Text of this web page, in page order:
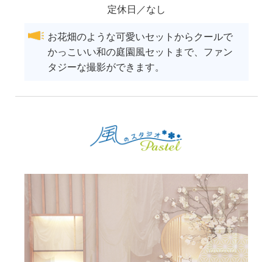
定休日／なし
お花畑のような可愛いセットからクールで
かっこいい和の庭園風セットまで、ファン
タジーな撮影ができます。